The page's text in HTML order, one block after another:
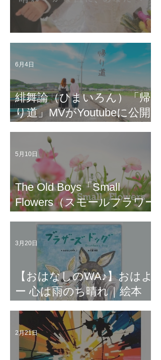
緋舞論（ひまいろん）「帰
り道」MVがYoutubeに公開
6月4日
The Old Boys「Small
Flowers（スモールフラワー
に」がYoutubeに公開され
ました。
5月10日
【おはなしのWA♪】おはよ
ー 心は雨のち晴れ｜絵本
うまれた歌｜元 劇団四季 合
田友紀＆ミュージカル俳優
清水ゆき｜歌詞入りムービ
3月20日
2月21日